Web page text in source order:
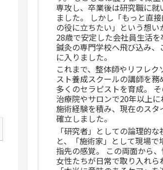
専攻し、卒業後は研究職に就
ました。 しかし「もっと直
の役に立ちたい」という想い
28歳で安定した会社員生活を
鍼灸の専門学校へ飛び込み、
に入りました。
これまで、整体師やリフレク
スト養成スクールの講師を務
多くのセラピストを育成。 そ
治療院やサロンで20年以上に
施術経験を積み、現在のスタ
確立しました。
「研究者」としての論理的な
と、「施術家」として現場で
指先の感覚。 この両面から
女性たちが日常で取り入れら